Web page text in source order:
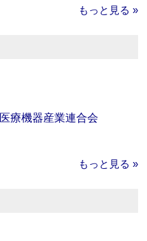
もっと見る »
療機器産業連合会
もっと見る »